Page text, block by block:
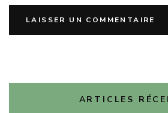
ARTICLES